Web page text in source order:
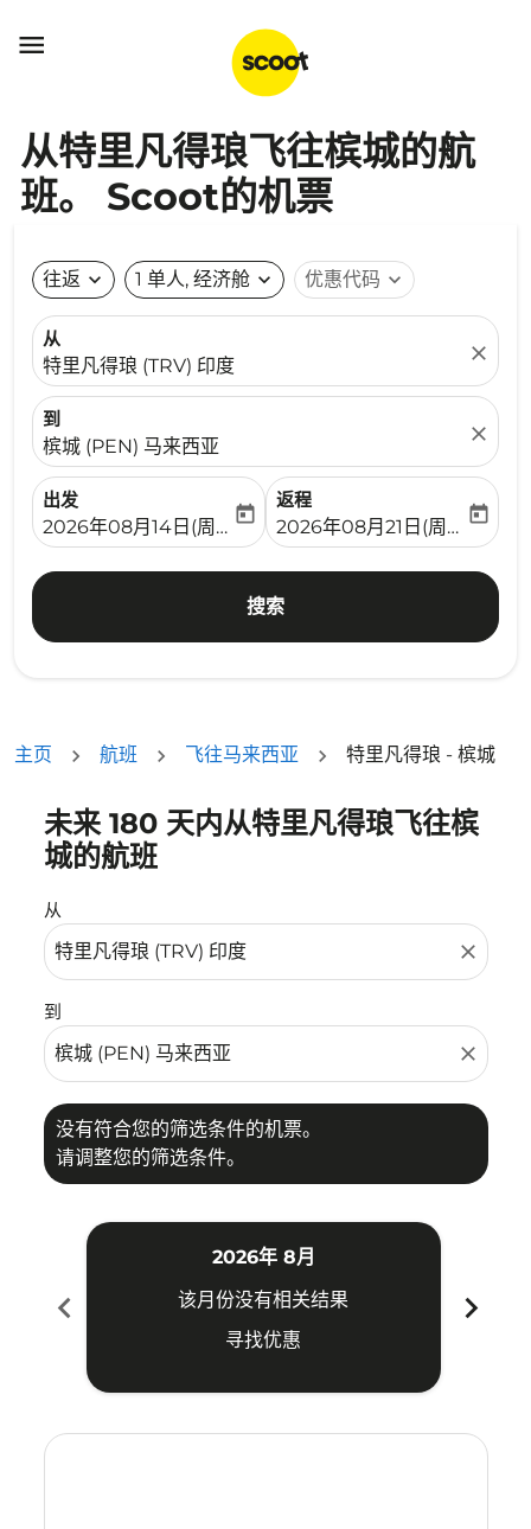

从特里凡得琅飞往槟城的航
班。 Scoot的机票
往返 expand_more 1 单人, 经济舱 expand_more 优惠代码 expand_more
从
特里凡得琅 (TRV) 印度
close
到
槟城 (PEN) 马来西亚
close
出发
fc-booking-departure-date-aria-label
2026年08月14日(周五)
today
返程
fc-booking-return-date-
2026年08月21日(周五)
today
搜索
主页 航班 飞往马来西亚 特里凡得琅 - 槟城
未来 180 天内从特里凡得琅飞往槟
城的航班
从
close
到
close
没有符合您的筛选条件的机票。
请调整您的筛选条件。
没有符合您的筛选条件的机票。请调整您的筛选条件。
chevron_left
2026年 8月
该月份没有相关结果
寻找优惠
chevron_right